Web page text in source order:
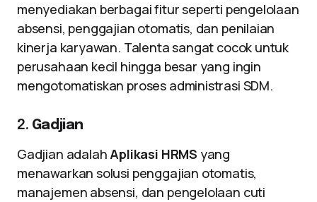
menyediakan berbagai fitur seperti pengelolaan
absensi, penggajian otomatis, dan penilaian
kinerja karyawan. Talenta sangat cocok untuk
perusahaan kecil hingga besar yang ingin
mengotomatiskan proses administrasi SDM.
2. Gadjian
Gadjian adalahAplikasi HRMS yang
menawarkan solusi penggajian otomatis,
manajemen absensi, dan pengelolaan cuti